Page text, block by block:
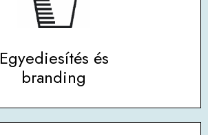
Egyediesítés és
branding